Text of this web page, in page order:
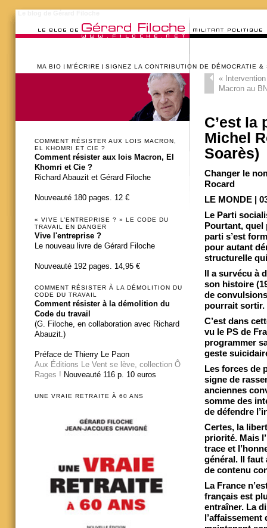
MA BIO M’ÉCRIRE SIGNEZ LA CONTRIBUTION DE DÉMOCRATIE &
«Intervention
Macron au
C’est la
Michel
Soarès)
Changer le
Rocard
LE MONDE |
Le Parti
Pourtant, quel
parti s’est
pour autant
structurelle
Il a survécu à
son histoire
de
pourrait sortir.
C’est dans
vu le PS de
programmer
geste
Les forces de
signe de
anciennes
somme des
de défendre
Certes, la
priorité. Mais
trace et
général. Il faut
de contenu
La France
français est
entraîner. La
COMMENT RÉSISTER AUX LOIS MACRON,
EL KHOMRI ET CIE ?
Comment résister aux lois Macron, El
Khomri et Cie ?
Richard Abauzit et Gérard Filoche
Nouveauté 180 pages. 12 €
« VIVE L’ENTREPRISE ? » LE CODE DU
TRAVAIL EN DANGER
Vive l'entreprise ?
Le nouveau livre de Gérard Filoche
Nouveauté 192 pages. 14,95 €
COMMENT RÉSISTER À LA DÉMOLITION DU
CODE DU TRAVAIL
Comment résister à la démolition du
Code du travail
(G. Filoche, en collaboration avec Richard
Abauzit.)
Préface de Thierry Le Paon
Aux Éditions Le Vent se lève, collection Ô
Rages ! Nouveauté 116 p. 10 euros
UNE VRAIE RETRAITE À 60 ANS